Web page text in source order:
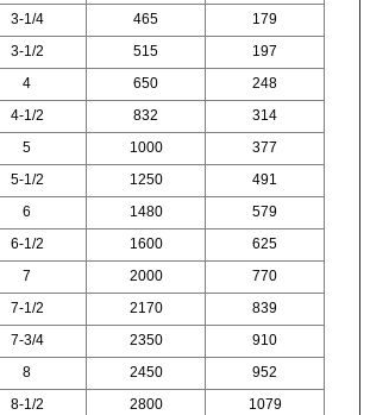
3-1/4 465
179
3-1/2 515
197
4 650
248
4-1/2 832
314
5 1000
377
5-1/2 1250
491
6 1480
579
6-1/2 1600
625
7 2000
770
7-1/2 2170
839
7-3/4 2350
910
8 2450
952
8-1/2 2800
1079